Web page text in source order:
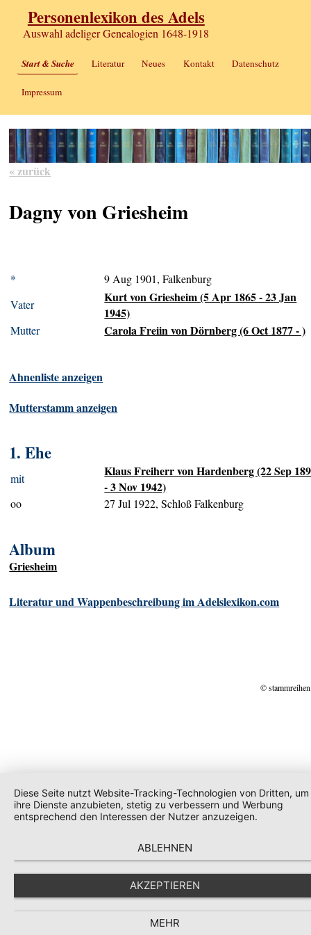
Personenlexikon des Adels
Auswahl adeliger Genealogien 1648-1918
Start & Suche Literatur Neues Kontakt Datenschutz
Impressum
« zurück
Dagny von Griesheim
*
9 Aug 1901, Falkenburg
Vater
Kurt von Griesheim (5 Apr 1865 - 23 Jan
1945)
Mutter Carola Freiin von Dörnberg (6 Oct 1877 - )
Ahnenliste anzeigen
Mutterstamm anzeigen
1. Ehe
mit
Klaus Freiherr von Hardenberg (22 Sep
- 3 Nov 1942)
oo 27 Jul 1922, Schloß Falkenburg
Album
Griesheim
Literatur und Wappenbeschreibung im Adelslexikon.com
©
Diese Seite nutzt Website-Tracking-Technologien von Dritten, um
ihre Dienste anzubieten, stetig zu verbessern und Werbung
entsprechend den Interessen der Nutzer anzuzeigen.
ABLEHNEN
AKZEPTIEREN
MEHR